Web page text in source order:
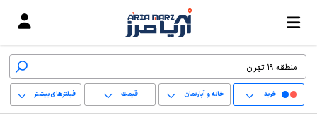
خرید خانه و آپارتمان قیمت فیلترهای بیشتر